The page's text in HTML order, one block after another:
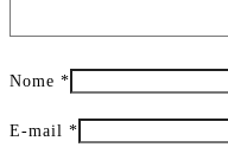
Nome *
E-mail *